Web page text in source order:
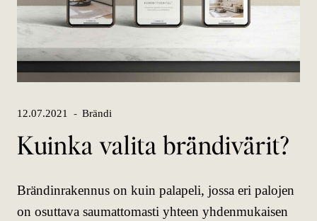
12.07.2021 Brändi
Kuinka valita brändivärit?
Brändinrakennus on kuin palapeli, jossa eri palojen
on osuttava saumattomasti yhteen yhdenmukaisen